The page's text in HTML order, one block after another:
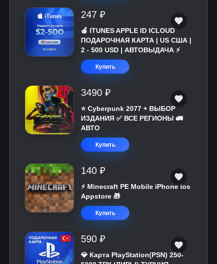
247 ₽
🍎 ITUNES APPLE ID ICLOUD
ПОДАРОЧНАЯ КАРТА | US США |
2 - 500 USD | АВТОВЫДАЧА ⚡️
Купить
3490 ₽
⭐ Cyberpunk 2077 + ВЫБОР
ИЗДАНИЯ ✅ ВСЕ РЕГИОНЫ 🚛
АВТО
Купить
140 ₽
⚡️ Minecraft PE Mobile iPhone ios
Appstore 🎁
Купить
590 ₽
💎 Карта PlayStation(PSN) 250-